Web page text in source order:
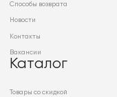
Способы возврата
Новости
Контакты
Вакансии
Каталог
Товары со скидкой